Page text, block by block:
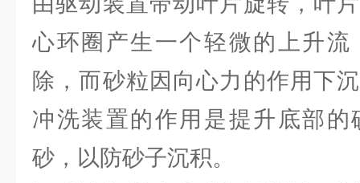
心环圈产生一个轻微的上升流
除，而砂粒因向心力的作用下
冲洗装置的作用是提升底部
砂，以防砂子沉积。